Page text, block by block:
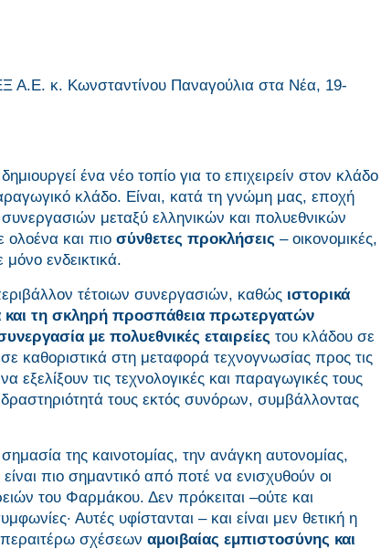
Α.Ε. κ. Κωνσταντίνου Παναγούλια στα Νέα, 19-
ένα νέο τοπίο για το επιχειρείν στον κλάδο
κλάδο. Είναι, κατά τη γνώμη μας, εποχή
μεταξύ ελληνικών και πολυεθνικών
ολοένα και πιο σύνθετες προκλήσεις – οικονομικές,
ενδεικτικά.
τέτοιων συνεργασιών, καθώς ιστορικά
και τη σκληρή προσπάθεια πρωτεργατών
με πολυεθνικές εταιρείες του κλάδου σε
καθοριστικά στη μεταφορά τεχνογνωσίας προς τις
εξελίξουν τις τεχνολογικές και παραγωγικές τους
τους εκτός συνόρων, συμβάλλοντας
της καινοτομίας, την ανάγκη αυτονομίας,
πιο σημαντικό από ποτέ να ενισχυθούν οι
του Φαρμάκου. Δεν πρόκειται –ούτε και
Αυτές υφίστανται – και είναι μεν θετική η
σχέσεων αμοιβαίας εμπιστοσύνης και